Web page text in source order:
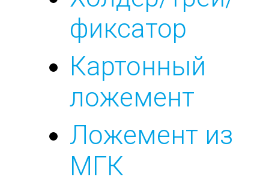
фиксатор
Картонный
ложемент
Ложемент из
МГК